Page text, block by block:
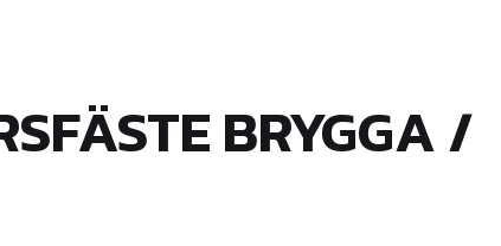
BRYGGA /